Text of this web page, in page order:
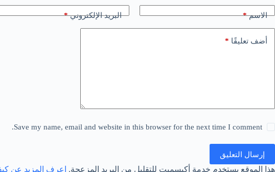
الاسم* البريد الإلكتروني*
أضف تعليقًا *
Save my name, email and website in this browser for the next time I comment.
إرسال التعليق
هذا الموقع يستخدم خدمة أكيسميت للتقليل من البريد المزعجة. اعرف المزيد عن